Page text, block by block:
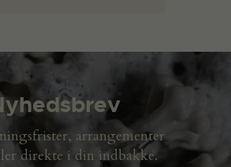
arrangementer
direkte i din indbakke.